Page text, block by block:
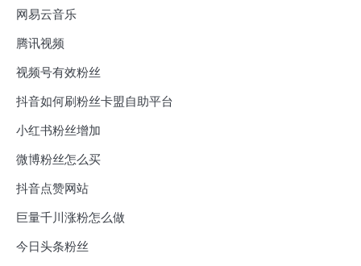
网易云音乐
腾讯视频
视频号有效粉丝
抖音如何刷粉丝卡盟自助平台
小红书粉丝增加
微博粉丝怎么买
抖音点赞网站
巨量千川涨粉怎么做
今日头条粉丝